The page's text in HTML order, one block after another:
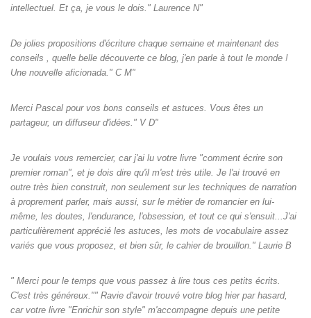
intellectuel. Et ça, je vous le dois." Laurence N"
De jolies propositions d'écriture chaque semaine et maintenant des
conseils , quelle belle découverte ce blog, j'en parle à tout le monde !
Une nouvelle aficionada." C M"
Merci Pascal pour vos bons conseils et astuces. Vous êtes un
partageur, un diffuseur d'idées." V D"
Je voulais vous remercier, car j'ai lu votre livre "comment écrire son
premier roman", et je dois dire qu'il m'est très utile. Je l'ai trouvé en
outre très bien construit, non seulement sur les techniques de narration
à proprement parler, mais aussi, sur le métier de romancier en lui-
même, les doutes, l'endurance, l'obsession, et tout ce qui s'ensuit...J'ai
particulièrement apprécié les astuces, les mots de vocabulaire assez
variés que vous proposez, et bien sûr, le cahier de brouillon." Laurie B
" Merci pour le temps que vous passez à lire tous ces petits écrits.
C'est très généreux."" Ravie d'avoir trouvé votre blog hier par hasard,
car votre livre "Enrichir son style" m'accompagne depuis une petite